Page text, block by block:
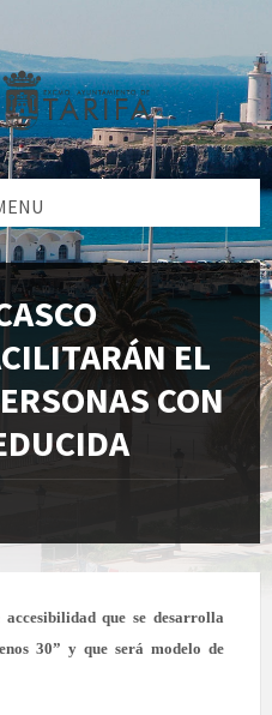
EL
CON
que se desarrolla
30” y que será modelo de